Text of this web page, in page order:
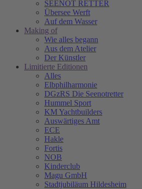
SEENOT RETTER
Übersee Werft
Auf dem Wasser
Making of
Wie alles begann
Aus dem Atelier
Der Künstler
Limitierte Editionen
Alles
Elbphilharmonie
DGzRS Die Seenotretter
Hummel Sport
KM Yachtbuilders
Auswärtiges Amt
ECE
Hakle
Fortis
NOB
Kinderclub
Magu GmbH
Stadtjubiläum Hildesheim